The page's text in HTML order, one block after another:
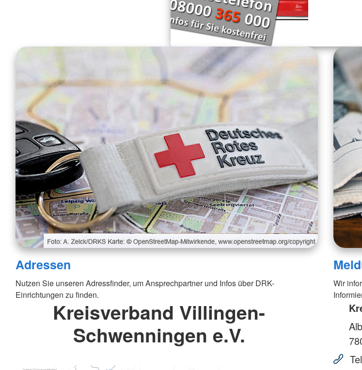
Adressen
Nutzen Sie unseren Adressfinder, um Ansprechpartner und Infos über DRK-
Einrichtungen zu finden.
Wir
Kreisverband Villingen-
Schwenningen e.V.